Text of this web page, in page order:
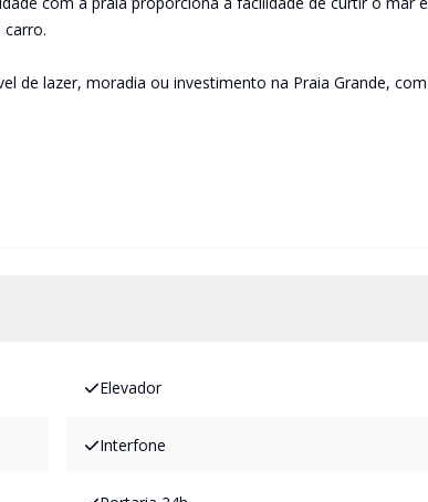
de lazer, moradia ou investimento na Praia Grande, com
Elevador
Interfone